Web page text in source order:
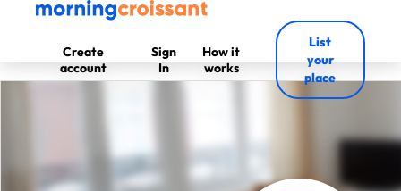
Create
account
Sign
In
How it
works
List
your
place